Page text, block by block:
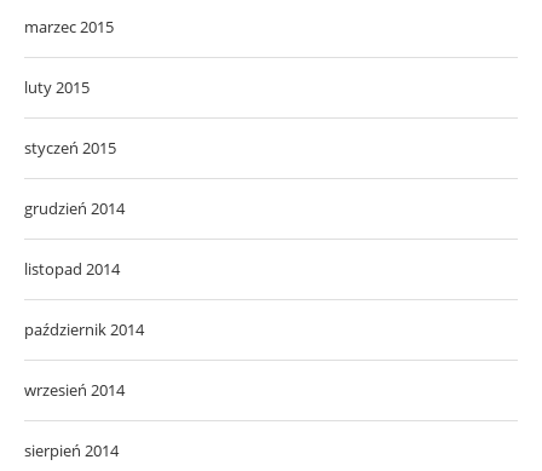
marzec 2015
luty 2015
styczeń 2015
grudzień 2014
listopad 2014
październik 2014
wrzesień 2014
sierpień 2014